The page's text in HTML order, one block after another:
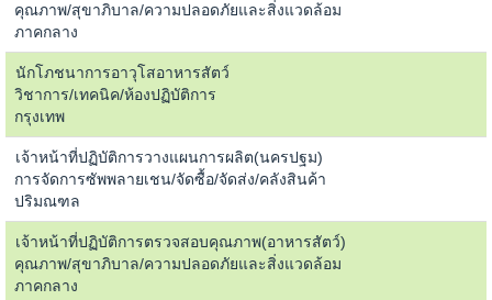
คุณภาพ/สุขาภิบาล/ความปลอดภัยและสิ่งแวดล้อม
ภาคกลาง
นักโภชนาการอาวุโสอาหารสัตว์
วิชาการ/เทคนิค/ห้องปฏิบัติการ
กรุงเทพ
เจ้าหน้าที่ปฏิบัติการวางแผนการผลิต(นครปฐม)
การจัดการซัพพลายเชน/จัดซื้อ/จัดส่ง/คลังสินค้า
ปริมณฑล
เจ้าหน้าที่ปฏิบัติการตรวจสอบคุณภาพ(อาหารสัตว์)
คุณภาพ/สุขาภิบาล/ความปลอดภัยและสิ่งแวดล้อม
ภาคกลาง